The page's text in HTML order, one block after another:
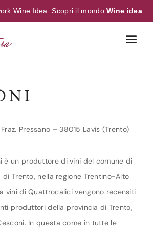
Wine Idea. Scopri il mondoWine idea
Pressano – 38015 Lavis (Trento)
è un produttore di vini del comune di
di Trento, nella regione Trentino-Alto
vini di Quattrocalici vengono recensiti
produttori della provincia di Trento,
In questa come in tutte le